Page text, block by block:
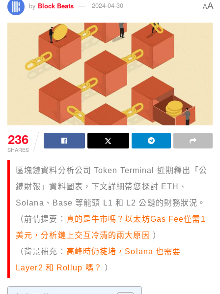
by Block Beats 2024-04-30 AA
236
SHARES
區塊鏈資料分析公司 Token Terminal 近期釋出「公
鏈財報」資料圖表，下文詳細帶您探討 ETH、
Solana、Base 等龍頭 L1 和 L2 公鏈的財務狀況。
（前情提要： 真的是牛市嗎？以太坊Gas Fee僅需1
美元，分析鏈上交互冷清的兩大原因 ）
（背景補充： 高峰時仍擁堵，Solana 也需要
Layer2 和 Rollup 嗎？
）